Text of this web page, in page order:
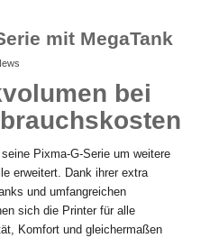
mit MegaTank
bei
Pixma-G-Serie um weitere
erweitert. Dank ihrer extra
und umfangreichen
sich die Printer für alle
Komfort und gleichermaßen